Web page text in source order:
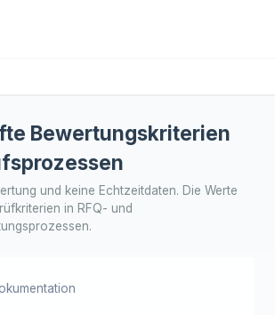
Bewertungskriterien
und keine Echtzeitdaten. Die Werte
in RFQ- und